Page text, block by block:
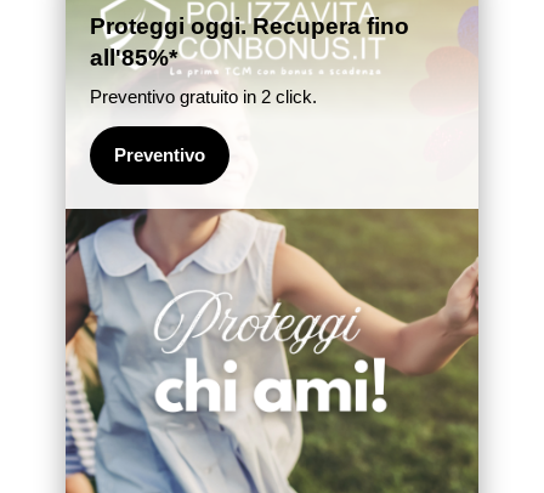
Proteggi oggi. Recupera fino
all'85%*
Preventivo gratuito in 2 click.
Preventivo